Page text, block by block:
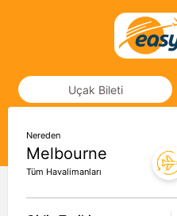
Uçak Bileti
Nereden
Melbourne
Tüm Havalimanları